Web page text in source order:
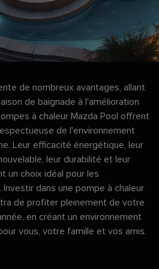
de nombreux avantages, allant
de baignade à l'amélioration
à chaleur Mazda Pool offrent
de l'environnement
Leur efficacité énergétique, leur
leur durabilité et leur
un choix idéal pour les
dans une pompe à chaleur
de profiter pleinement de votre
en créant un environnement
vous, votre famille et vos amis.